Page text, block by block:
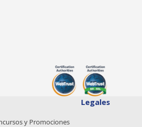
Legales
y Promociones